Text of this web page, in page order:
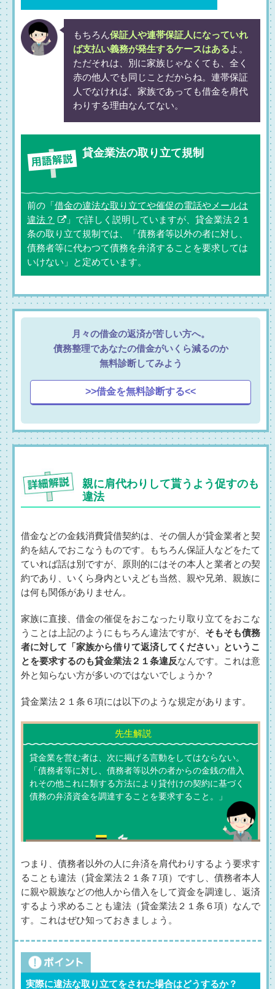
もちろん保証人や連帯保証人になっていれ
ば支払い義務が発生するケースはあるよ。
ただそれは、別に家族じゃなくても、全く
赤の他人でも同じことだからね。連帯保証
人でなければ、家族であっても借金を肩代
わりする理由なんてない。
貸金業法の取り立て規制
前の「 借金の違法な取り立てや催促の電話やメールは
違法？
」で詳しく説明していますが、貸金業法２１
条の取り立て規制では、「債務者等以外の者に対し、
債務者等に代わつて債務を弁済することを要求しては
いけない」と定めています。
月々の借金の返済が苦しい方へ。
債務整理であなたの借金がいくら減るのか
無料診断してみよう
>>借金を無料診断する<<
親に肩代わりして貰うよう促すのも
違法
借金などの金銭消費貸借契約は、その個人が貸金業者と契
約を結んでおこなうものです。もちろん保証人などをたて
ていれば話は別ですが、原則的にはその本人と業者との契
約であり、いくら身内といえども当然、親や兄弟、親族に
は何も関係がありません。
家族に直接、借金の催促をおこなったり取り立てをおこな
うことは上記のようにもちろん違法ですが、 そもそも債務
者に対して「家族から借りて返済してください」というこ
とを要求するのも貸金業法２１条違反なんです。これは意
外と知らない方が多いのではないでしょうか？
貸金業法２１条６項には以下のような規定があります。
貸金業を営む者は、次に掲げる言動をしてはならない。
「債務者等に対し、債務者等以外の者からの金銭の借入
れその他これに類する方法により貸付けの契約に基づく
債務の弁済資金を調達することを要求すること。」
つまり、債務者以外の人に弁済を肩代わりするよう要求す
ることも違法（貸金業法２１条７項）ですし、債務者本人
に親や親族などの他人から借入をして資金を調達し、返済
するよう求めることも違法（貸金業法２１条６項）なんで
す。これはぜひ知っておきましょう。
実際に違法な取り立てをされた場合はどうするか？